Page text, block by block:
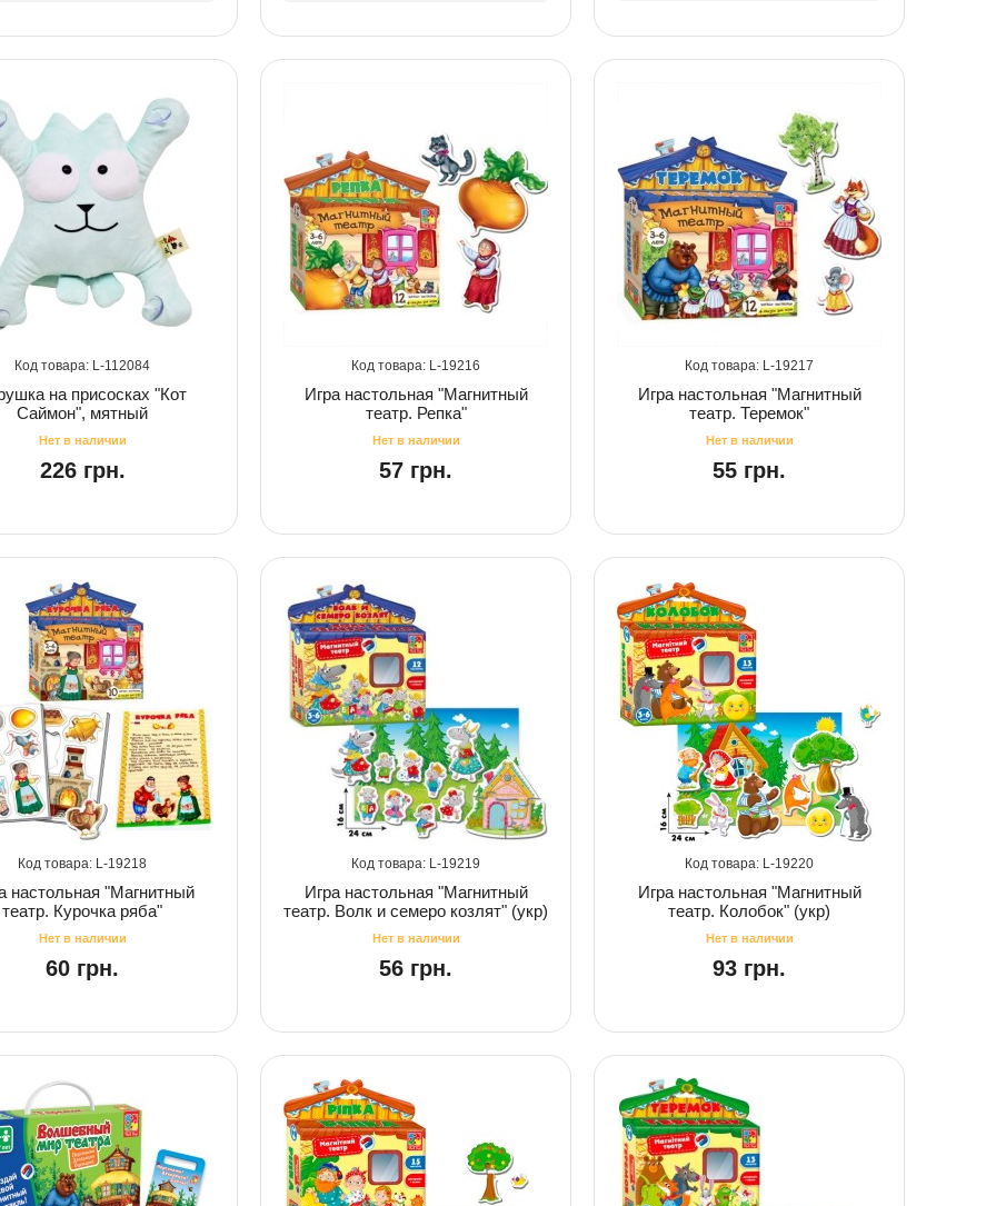
112084
на присосках "Кот
Саймон", мятный
226 грн.
19216
Игра настольная "Магнитный
театр. Репка"
57 грн.
19217
Игра настольная "Магнитный
театр. Теремок"
55 грн.
19218
настольная "Магнитный
театр. Курочка ряба"
60 грн.
19219
Игра настольная "Магнитный
театр. Волк и семеро козлят" (укр)
56 грн.
19220
Игра настольная "Магнитный
театр. Колобок" (укр)
93 грн.